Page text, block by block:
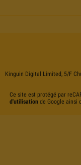
Kinguin Digital Limited, 5/F
Ce site est protégé par
d'utilisationde Google ainsi